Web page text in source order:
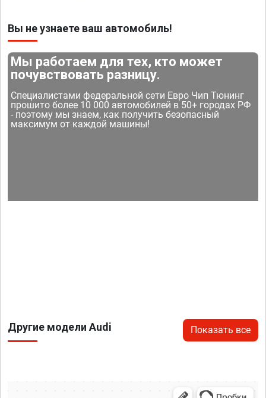
Вы не узнаете ваш автомобиль!
Мы работаем для тех, кто может
почувствовать разницу.
Специалистами федеральной сети Евро Чип Тюнинг
прошито более 10 000 автомобилей в 50+ городах РФ
- поэтому мы знаем, как получить безопасный
максимум от каждой машины!
Другие модели Audi Показать все